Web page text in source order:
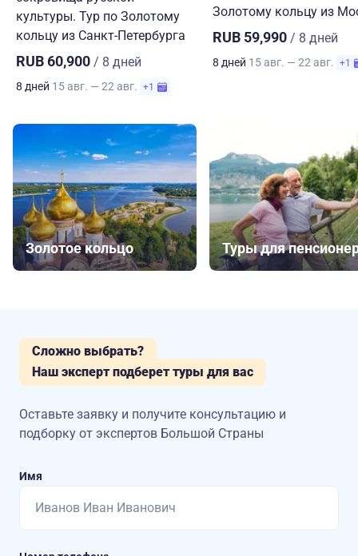
культуры. Тур по Золотому
кольцу из Санкт-Петербурга
RUB 60,900 / 8 дней
8 дней 15 авг. — 22 авг. +1
Золотому кольцу из
RUB 59,990 / 8 дней
8 дней 15 авг. — 22 авг. +1
Золотое кольцо Туры для
Сложно выбрать?
Наш эксперт подберет туры для вас
Оставьте заявку и получите консультацию и
подборку от экспертов Большой Страны
Имя